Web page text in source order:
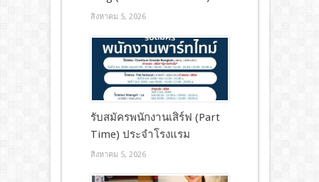
สิงหาคม 5, 2026
รับสมัครพนักงานเสิร์ฟ (Part
Time) ประจำโรงแรม
สิงหาคม 5, 2026